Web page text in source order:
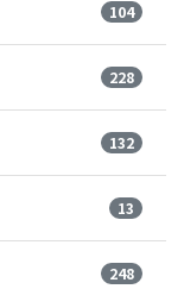
104
228
132
13
248